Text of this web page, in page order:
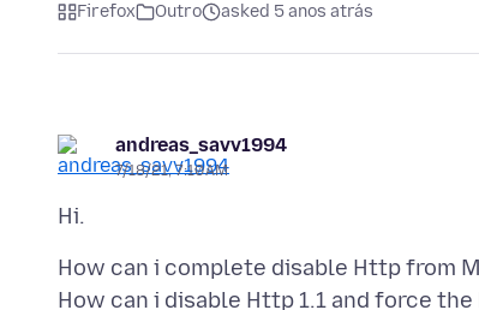
Firefox Outro asked 5 anos atrás
andreas_savv1994
7/18/21, 7:10 AM
How can i complete disable Http from